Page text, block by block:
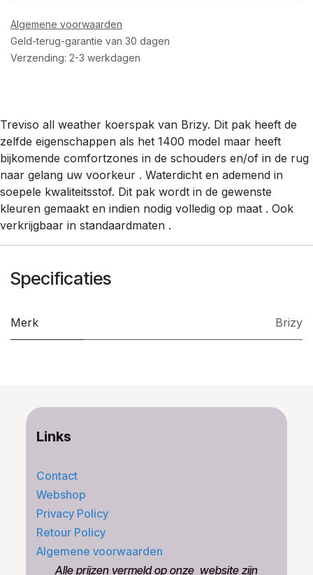
Algemene voorwaarden
Geld-terug-garantie van 30 dagen
Verzending: 2-3 werkdagen
Treviso all weather koerspak van Brizy. Dit pak heeft de
zelfde eigenschappen als het 1400 model maar heeft
bijkomende comfortzones in de schouders en/of in de rug
naar gelang uw voorkeur . Waterdicht en ademend in
soepele kwaliteitsstof. Dit pak wordt in de gewenste
kleuren gemaakt en indien nodig volledig op maat . Ook
verkrijgbaar in standaardmaten .
Specificaties
Merk Brizy
Links
Contact
Webshop
Privacy Policy
Retour Policy
Algemene voorwaarden
​Alle prijzen vermeld op onze ​website zijn